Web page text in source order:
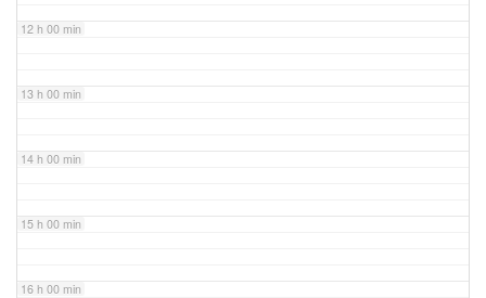
12 h 00 min
13 h 00 min
14 h 00 min
15 h 00 min
16 h 00 min